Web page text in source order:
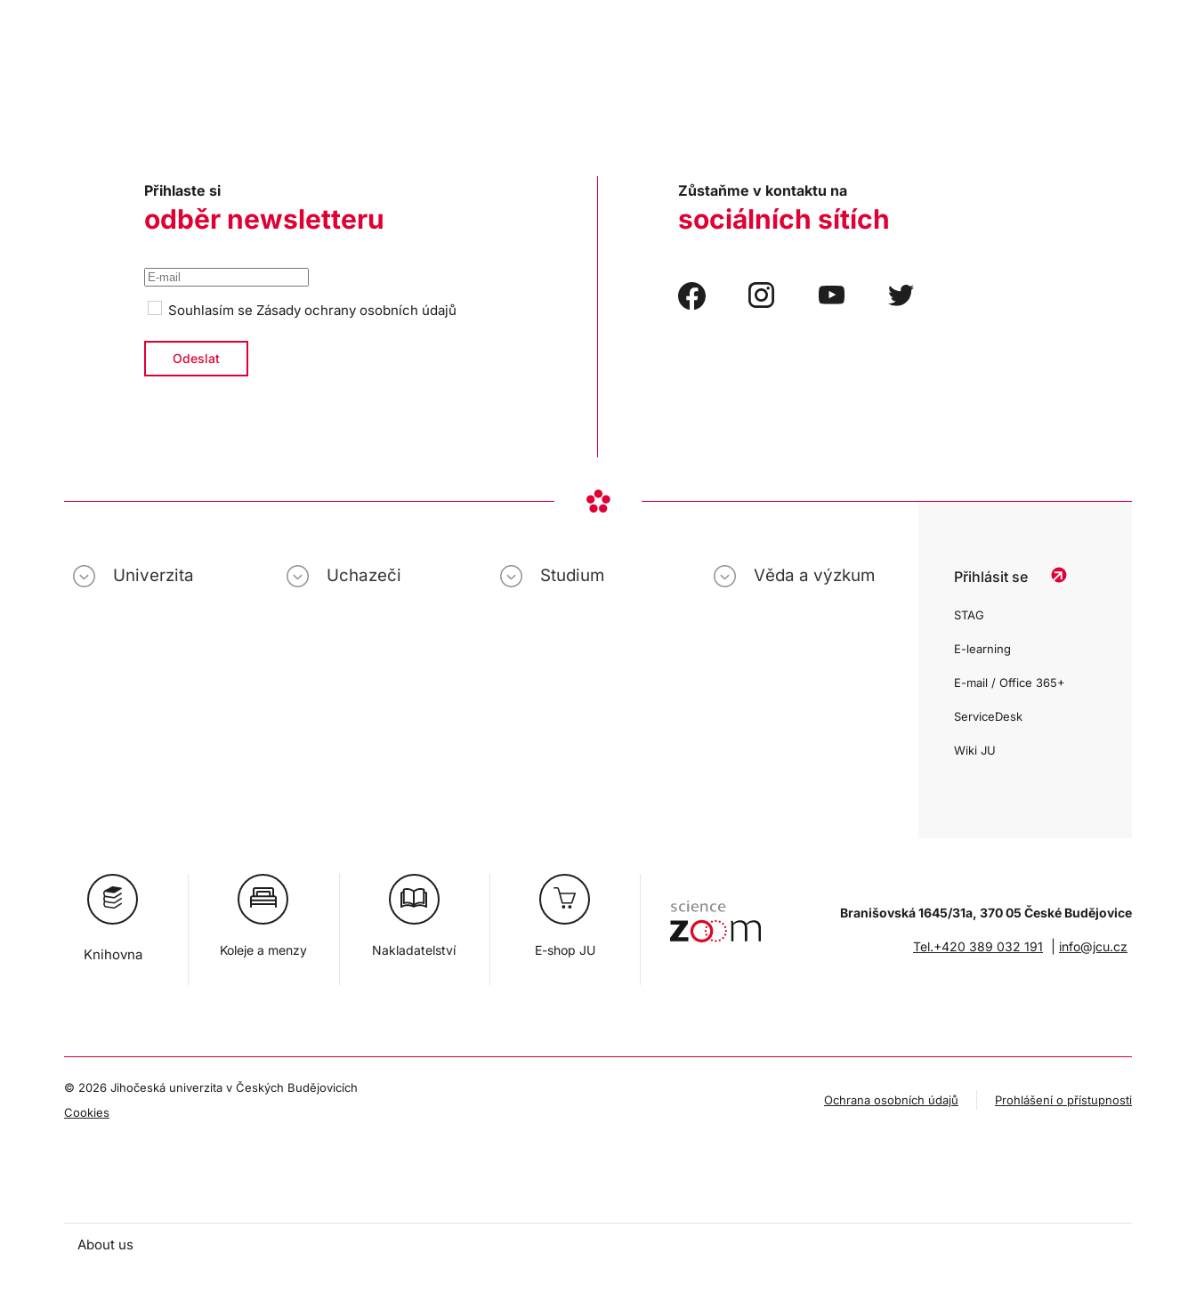
Přihlaste si
odběr newsletteru
Souhlasím se Zásady ochrany osobních údajů
Zůstaňme v kontaktu na
sociálních sítích
Univerzita Uchazeči Studium Věda a výzkum Přihlásit se
STAG
E-learning
E-mail / Office 365+
ServiceDesk
Wiki JU
Knihovna Koleje a menzy Nakladatelství E-shop JU
Branišovská 1645/31a, 370 05 České Budějovice
Tel.+420 389 032 191 info@jcu.cz
© 2026 Jihočeská univerzita v Českých Budějovicích
Cookies
Ochrana osobních údajů Prohlášení o přístupnosti
About us